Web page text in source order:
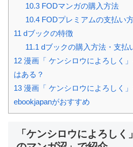
10.3FODマンガの購入方法
10.4FODプレミアムの支払い
11 dブックの特徴
11.1 dブックの購入方法・支払
12 漫画「 ケンシロウによろしく
はある？
13 漫画「 ケンシロウによろしく
ebookjapanがおすすめ
「ケンシロウによろし